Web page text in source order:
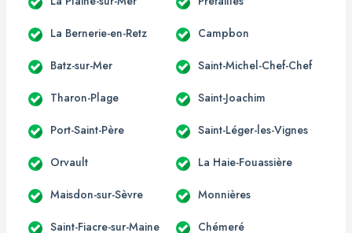
La Bernerie-en-Retz Campbon
Batz-sur-Mer Saint-Michel-Chef-Chef
Tharon-Plage Saint-Joachim
Port-Saint-Père Saint-Léger-les-Vignes
Orvault La Haie-Fouassière
Maisdon-sur-Sèvre Monnières
Saint-Fiacre-sur-Maine Chémeré